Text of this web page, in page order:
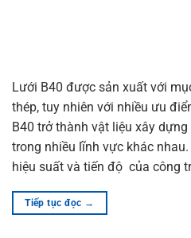
Lưới B40 được sản xuất với
thép, tuy nhiên với nhiều ưu
B40 trở thành vật liệu xây
trong nhiều lĩnh vực khác
hiệu suất và tiến độ của công
Tiếp tục đọc →